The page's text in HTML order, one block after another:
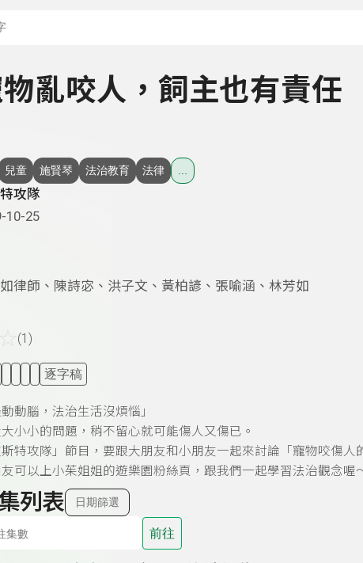
亂咬人，飼主也有責任
兒童 施賢琴 法治教育 法律
攻隊
10-25
律師、陳詩宓、洪子文、黃柏諺、張喻涵、林芳如
(1)
逐字稿
動腦，法治生活沒煩惱」
小小的問題，稍不留心就可能傷人又傷已。
特攻隊」節目，要跟大朋友和小朋友一起來討論「寵物咬傷人
可以上小茱姐姐的遊樂園粉絲頁，跟我們一起學習法治觀念喔
列表 日期篩選
前往